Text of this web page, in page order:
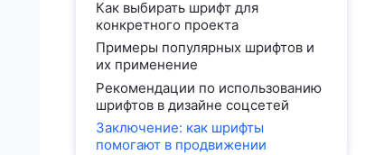
Как выбирать шрифт для
конкретного проекта
Примеры популярных шрифтов и
их применение
Рекомендации по использованию
шрифтов в дизайне соцсетей
Заключение: как шрифты
помогают в продвижении